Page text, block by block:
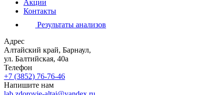
Акции
Контакты
Результаты анализов
Адрес
Алтайский край, Барнаул,
ул. Балтийская, 40а
Телефон
+7 (3852) 76-76-46
Напишите нам